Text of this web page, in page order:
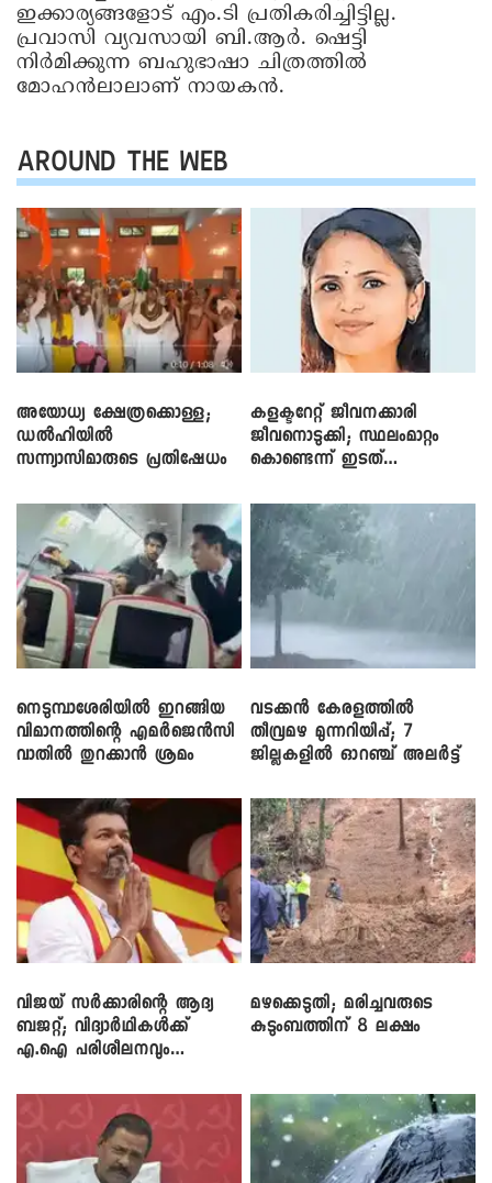
ഇക്കാര്യങ്ങളോട് എം.ടി പ്രതികരിച്ചിട്ടില്ല.
പ്രവാസി വ്യവസായി ബി.ആര്‍. ഷെട്ടി
നിര്‍മിക്കുന്ന ബഹുഭാഷാ ചിത്രത്തില്‍
മോഹന്‍ലാലാണ് നായകന്‍.
AROUND THE WEB
അയോധ്യ ക്ഷേത്രക്കൊള്ള;
ഡൽഹിയിൽ
സന്ന്യാസിമാരുടെ പ്രതിഷേധം
കളക്ടറേറ്റ് ജീവനക്കാരി
ജീവനൊടുക്കി; സ്ഥലംമാറ്റം
കൊണ്ടെന്ന് ഇടത്
നെടുമ്പാശേരിയിൽ ഇറങ്ങിയ
വിമാനത്തിന്റെ എമർജെൻസി
വാതിൽ തുറക്കാൻ ശ്രമം
വടക്കൻ കേരളത്തിൽ
തീവ്രമഴ മുന്നറിയിപ്പ്; 7
ജില്ലകളിൽ ഓറഞ്ച് അലർട്ട്
വിജയ് സർക്കാരിന്റെ ആദ്യ
ബജറ്റ്; വിദ്യാർഥികൾക്ക്
എ.ഐ പരിശീലനവും
മഴക്കെടുതി; മരിച്ചവരുടെ
കുടുംബത്തിന് 8 ലക്ഷം